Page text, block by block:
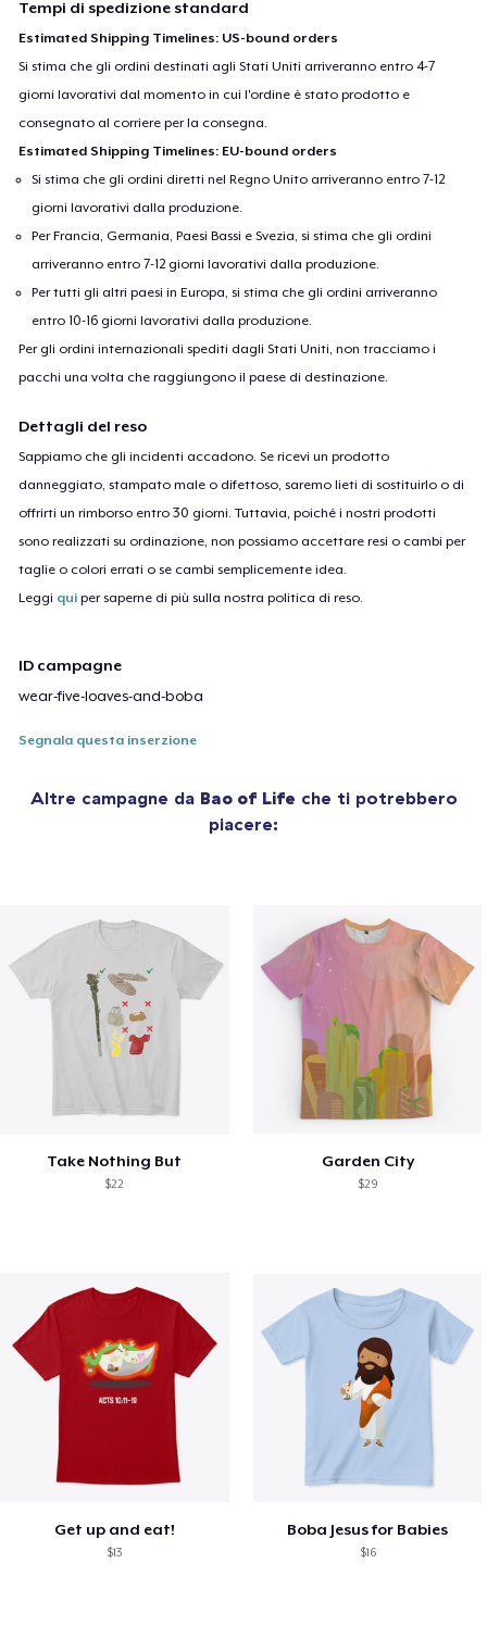
Tempi di spedizione standard
Estimated Shipping Timelines: US-bound orders
Si stima che gli ordini destinati agli Stati Uniti arriveranno entro 4-7
giorni lavorativi dal momento in cui l'ordine è stato prodotto e
consegnato al corriere per la consegna.
Estimated Shipping Timelines: EU-bound orders
Si stima che gli ordini diretti nel Regno Unito arriveranno entro 7-12
giorni lavorativi dalla produzione.
Per Francia, Germania, Paesi Bassi e Svezia, si stima che gli ordini
arriveranno entro 7-12 giorni lavorativi dalla produzione.
Per tutti gli altri paesi in Europa, si stima che gli ordini arriveranno
entro 10-16 giorni lavorativi dalla produzione.
Per gli ordini internazionali spediti dagli Stati Uniti, non tracciamo i
pacchi una volta che raggiungono il paese di destinazione.
Dettagli del reso
Sappiamo che gli incidenti accadono. Se ricevi un prodotto
danneggiato, stampato male o difettoso, saremo lieti di sostituirlo o di
offrirti un rimborso entro 30 giorni. Tuttavia, poiché i nostri prodotti
sono realizzati su ordinazione, non possiamo accettare resi o cambi per
taglie o colori errati o se cambi semplicemente idea.
Leggi qui per saperne di più sulla nostra politica di reso.
ID campagne
wear-five-loaves-and-boba
Segnala questa inserzione
Altre campagne da Bao of Life che ti potrebbero
piacere:
Take Nothing But
$22
Garden City
$29
Get up and eat!
$13
Boba Jesus for Babies
$16